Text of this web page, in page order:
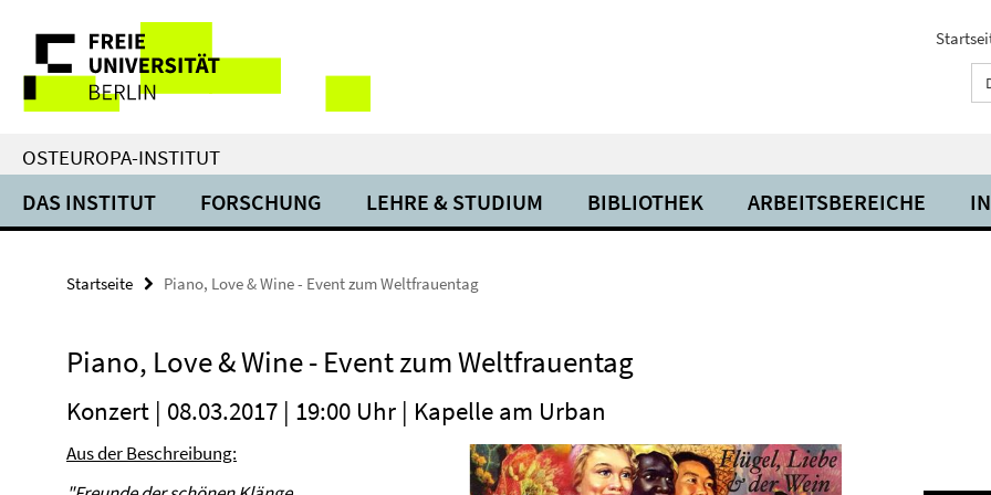
direkt
Inhalt
Service-
Navigation
OSTEUROPA-INSTITUT
DAS INSTITUT FORSCHUNG LEHRE & STUDIUM BIBLIOTHEK ARBEITSBEREICHE
Startseite Piano, Love & Wine - Event zum Weltfrauentag
Piano, Love & Wine - Event zum Weltfrauentag
Konzert | 08.03.2017 | 19:00 Uhr | Kapelle am Urban
Aus der Beschreibung: